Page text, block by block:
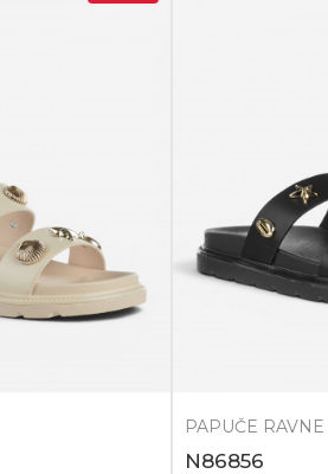
PAPUČE RAVNE
N86856